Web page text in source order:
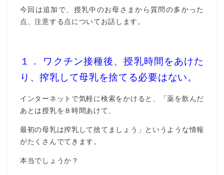
今回は追加で、授乳中のお母さまから質問の多かった
点、注意する点についてお話します。
１． ワクチン接種後、授乳時間をあけた
り、搾乳して母乳を捨てる必要はない。
インターネットで気軽に検索をかけると、「薬を飲んだ
あとは授乳を８時間あけて、
最初の母乳は搾乳して捨てましょう」というような情報
がたくさんでてきます。
本当でしょうか？